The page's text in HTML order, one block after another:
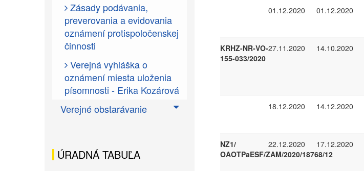
01.12.2020 01.12.2020
KRHZ-NR-VO-
155-033/2020
27.11.2020 14.10.2020
18.12.2020 14.12.2020
NZ1/
OAOTPaESF/ZAM/2020/18768/12
22.12.2020 17.12.2020
Zásady podávania,
preverovania a evidovania
oznámení protispoločenskej
činnosti
Verejná vyhláška o
oznámení miesta uloženia
písomnosti - Erika Kozárová
Verejné obstarávanie
ÚRADNÁ TABUĽA